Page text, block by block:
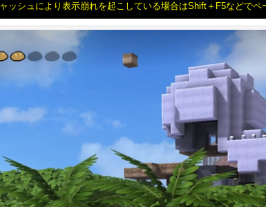
ッシュにより表示崩れを起こしている場合はShift＋F5などでペ